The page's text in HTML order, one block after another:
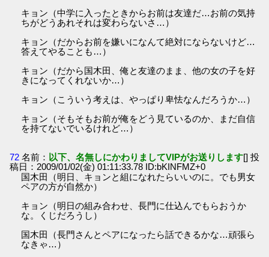
キョン（中学に入ったときからお前は友達だ…お前の気持
ちがどうあれそれは変わらないさ…）
キョン（だからお前を嫌いになんて絶対にならないけど…
答えてやることも…）
キョン（だから国木田、俺と友達のまま、他の女の子を好
きになってくれないか…）
キョン（こういう考えは、やっぱり卑怯なんだろうか…）
キョン（そもそもお前が俺をどう見ているのか、まだ自信
を持てないでいるけれど…）
72 名前： 以下、名無しにかわりましてVIPがお送りします[] 投
稿日：2009/01/02(金) 01:11:33.78 ID:bKINFMZ+0
国木田（明日、キョンと組になれたらいいのに。でも男女
ペアの方が自然か）
キョン（明日の組み合わせ、長門に仕込んでもらおうか
な。くじだろうし）
国木田（長門さんとペアになったら話できるかな…頑張ら
なきゃ…）